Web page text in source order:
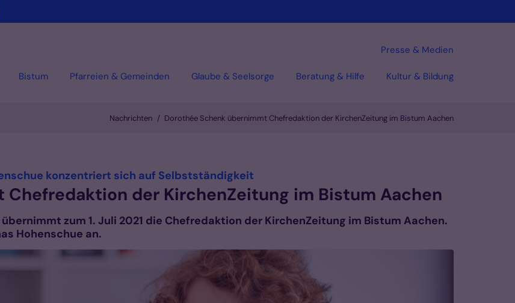
Bistum Pfarreien & Gemeinden Glaube & Seelsorge Beratung & Hilfe Kultur & Bildung
Presse & Medien
Nachrichten Dorothée Schenk übernimmt Chefredaktion der KirchenZeitung im Bistum Aachen
konzentriert sich auf Selbstständigkeit
Chefredaktion der KirchenZeitung im Bistum Aachen
zum 1. Juli 2021 die Chefredaktion der KirchenZeitung im Bistum Aachen.
Hohenschue an.